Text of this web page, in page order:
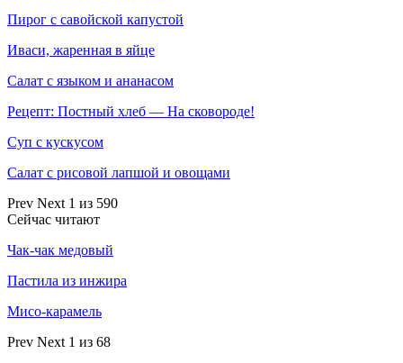
Пирог с савойской капустой
Иваси, жаренная в яйце
Салат с языком и ананасом
Рецепт: Постный хлеб — На сковороде!
Суп с кускусом
Салат с рисовой лапшой и овощами
Prev Next 1 из 590
Сейчас читают
Чак-чак медовый
Пастила из инжира
Мисо-карамель
Prev Next 1 из 68